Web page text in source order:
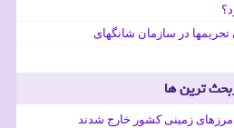
در سازمان شانگهای
ترین ها